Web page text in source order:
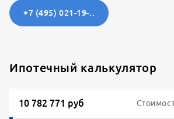
+7 (495) 021-19-..
Ипотечный калькулятор